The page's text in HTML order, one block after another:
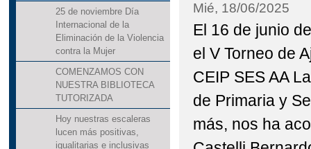
25 de noviembre Día
Internacional de la
Eliminación de la Violencia
contra la Mujer
COMENZAMOS CON
NUESTRA BIBLIOTECA
TUTORIZADA
Hoy nuestras escaleras
lucen más positivas,
igualitarias e inclusivas
Mié, 18/06/2025
El 16 de junio
el V Torneo de
CEIP SES AA
de Primaria y
más, nos ha